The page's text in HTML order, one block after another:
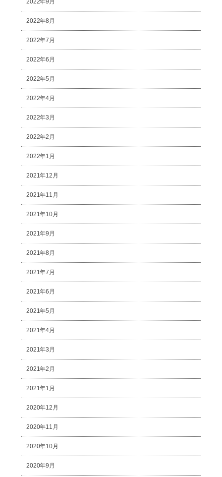
2022年9月
2022年8月
2022年7月
2022年6月
2022年5月
2022年4月
2022年3月
2022年2月
2022年1月
2021年12月
2021年11月
2021年10月
2021年9月
2021年8月
2021年7月
2021年6月
2021年5月
2021年4月
2021年3月
2021年2月
2021年1月
2020年12月
2020年11月
2020年10月
2020年9月